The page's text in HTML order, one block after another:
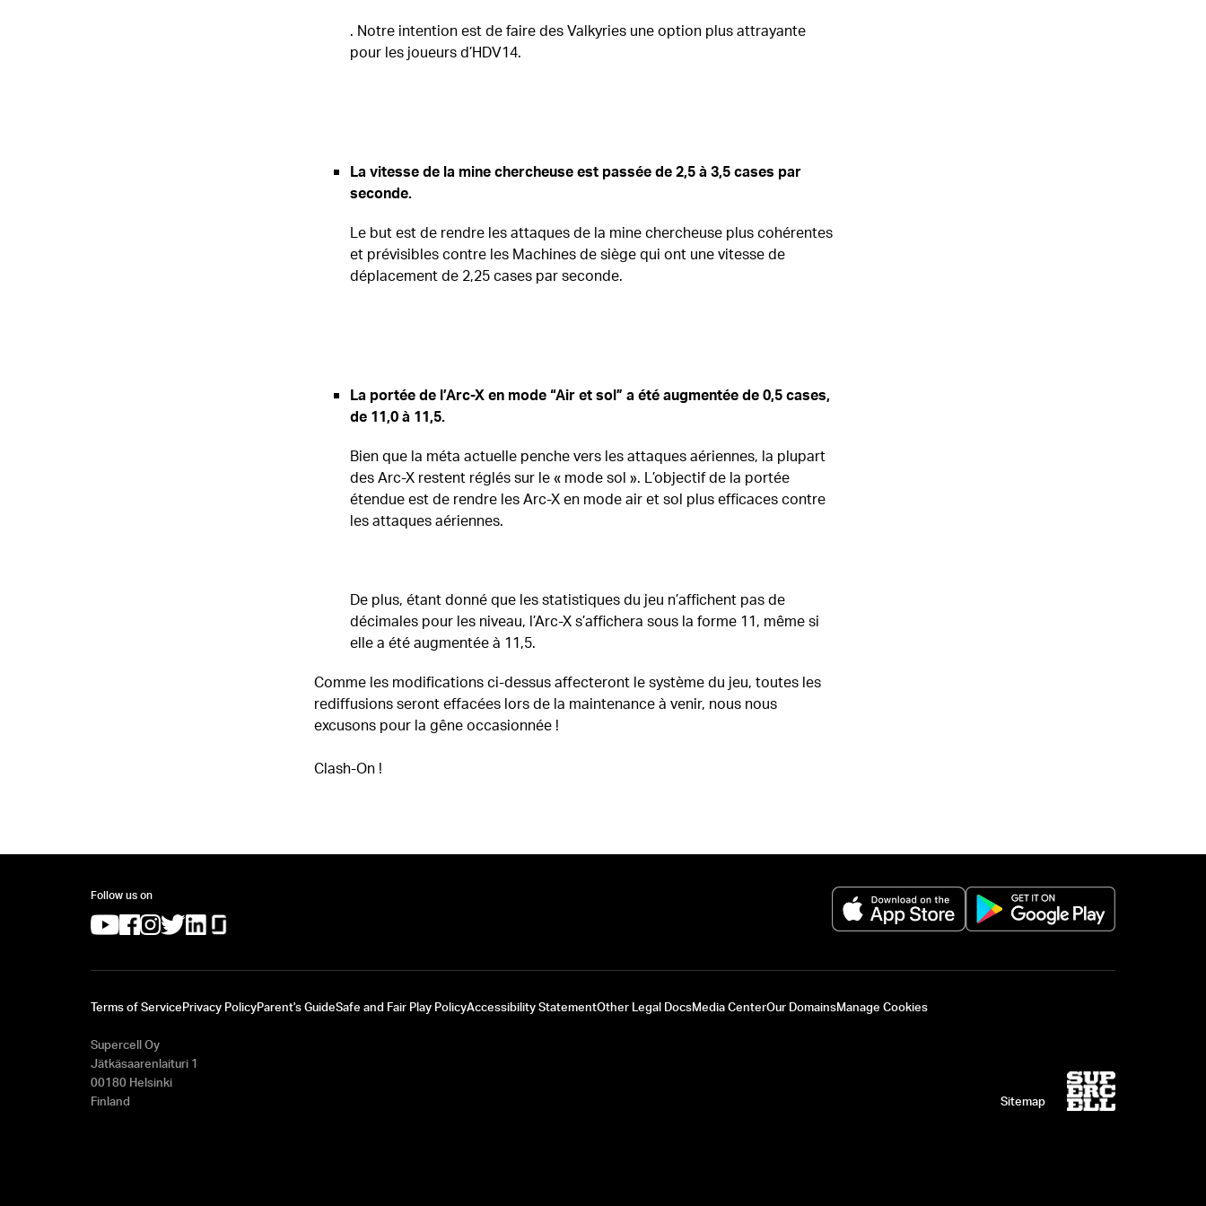
. Notre intention est de faire des Valkyries une option plus attrayante
pour les joueurs d’HDV14.
La vitesse de la mine chercheuse est passée de 2,5 à 3,5 cases par
seconde.
Le but est de rendre les attaques de la mine chercheuse plus cohérentes
et prévisibles contre les Machines de siège qui ont une vitesse de
déplacement de 2,25 cases par seconde.
La portée de l’Arc-X en mode “Air et sol” a été augmentée de 0,5 cases,
de 11,0 à 11,5.
Bien que la méta actuelle penche vers les attaques aériennes, la plupart
des Arc-X restent réglés sur le « mode sol ». L’objectif de la portée
étendue est de rendre les Arc-X en mode air et sol plus efficaces contre
les attaques aériennes.
De plus, étant donné que les statistiques du jeu n’affichent pas de
décimales pour les niveau, l’Arc-X s’affichera sous la forme 11, même si
elle a été augmentée à 11,5.
Comme les modifications ci-dessus affecteront le système du jeu, toutes les
rediffusions seront effacées lors de la maintenance à venir, nous nous
excusons pour la gêne occasionnée !
Clash-On !
Follow us on
(opens in a new tab)
(opens in a new tab)
(opens in a new tab)
(opens in a new tab)
(opens in a new tab)
(opens in a new tab)
Terms of ServicePrivacy PolicyParent's GuideSafe and Fair Play PolicyAccessibility StatementOther Legal DocsMedia CenterOur DomainsManage Cookies
Supercell Oy
Jätkäsaarenlaituri 1
00180 Helsinki
Finland
Sitemap